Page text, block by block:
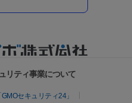
リティ事業について
セキュリティ24」